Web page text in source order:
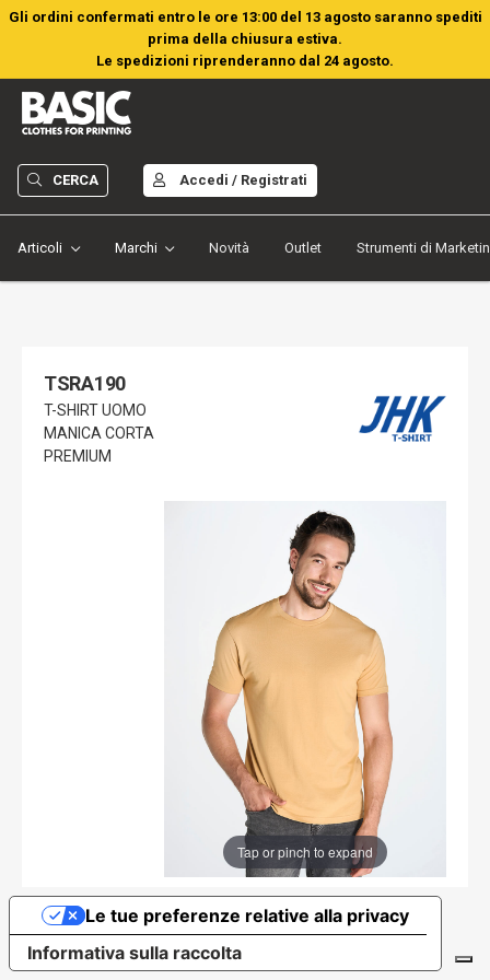
Gli ordini confermati entro le ore 13:00 del 13 agosto saranno spediti
prima della chiusura estiva.
Le spedizioni riprenderanno dal 24 agosto.
Articoli Marchi Novità Outlet Strumenti di
CERCA Accedi / Registrati
TSRA190
T-SHIRT UOMO
MANICA CORTA
PREMIUM
Tap or pinch to expand
Informativa sulla raccolta
Le tue preferenze relative alla privacy